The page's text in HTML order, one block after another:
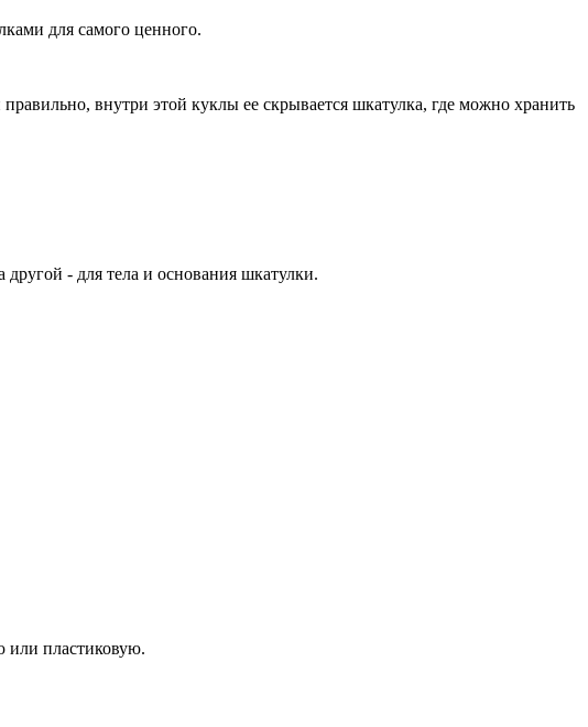
для самого ценного.
внутри этой куклы ее скрывается шкатулка, где можно хранить
- для тела и основания шкатулки.
или пластиковую.